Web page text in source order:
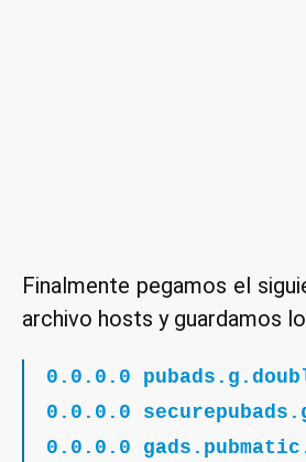
Finalmente pegamos el
archivo hosts y guardamos
0.0.0.0
0.0.0.0
0.0.0.0